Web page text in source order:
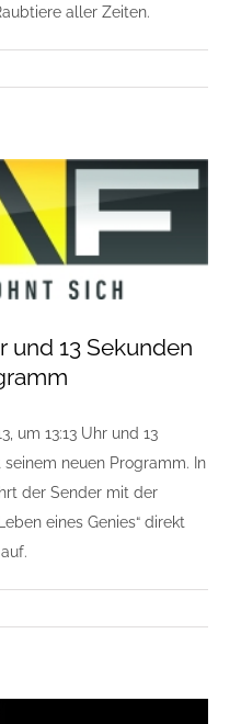
aller Zeiten.
und 13 Sekunden
um 13:13 Uhr und 13
neuen Programm. In
der Sender mit der
eines Genies“ direkt